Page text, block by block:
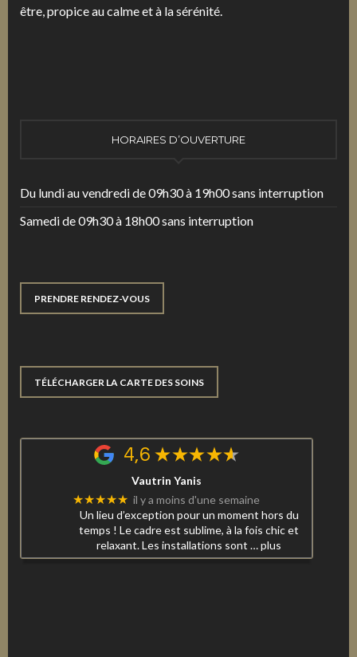
être, propice au calme et à la sérénité.
HORAIRES D’OUVERTURE
Du lundi au vendredi de 09h30 à 19h00 sans interruption
Samedi de 09h30 à 18h00 sans interruption
PRENDRE RENDEZ-VOUS
TÉLÉCHARGER LA CARTE DES SOINS
4,6
Vautrin Yanis
★★★★★ il y a moins d'une semaine
Un lieu d’exception pour un moment hors du
temps ! Le cadre est sublime, à la fois chic et
relaxant. Les installations sont … plus